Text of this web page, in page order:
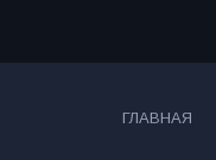
ГЛАВНАЯ